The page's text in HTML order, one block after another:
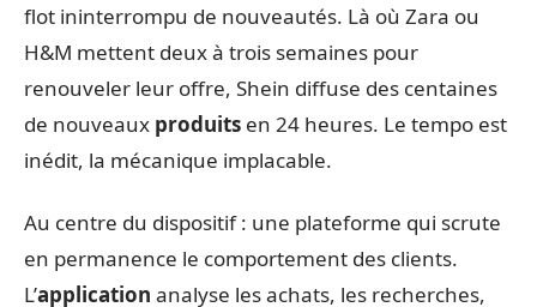
flot ininterrompu de nouveautés. Là où Zara ou
H&M mettent deux à trois semaines pour
renouveler leur offre, Shein diffuse des centaines
de nouveaux produits en 24 heures. Le tempo est
inédit, la mécanique implacable.
Au centre du dispositif : une plateforme qui scrute
en permanence le comportement des clients.
L’application analyse les achats, les recherches,